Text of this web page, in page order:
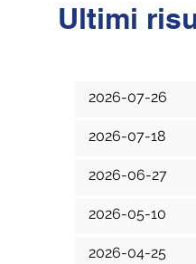
Ultimi
2026-07-26
2026-07-18
2026-06-27
2026-05-10
2026-04-25